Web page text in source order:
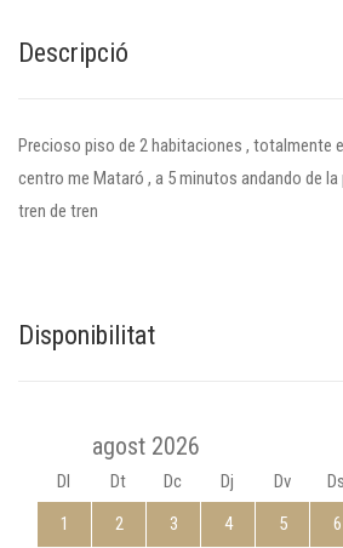
Descripció
Precioso piso de 2 habitaciones , totalmente
centro me Mataró , a 5 minutos andando de la
tren de tren
Disponibilitat
agost 2026
Dl Dt Dc Dj Dv Ds
1
2 3 4 5 6